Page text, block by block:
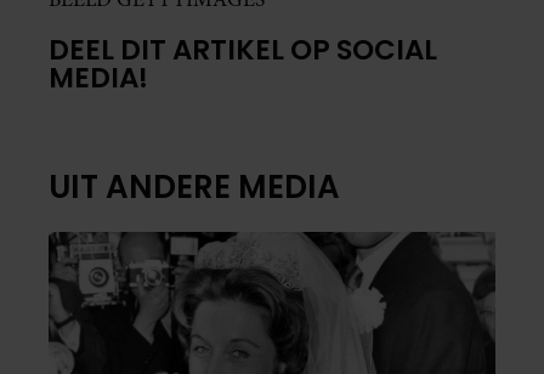
DEEL DIT ARTIKEL OP SOCIAL
MEDIA!
UIT ANDERE MEDIA